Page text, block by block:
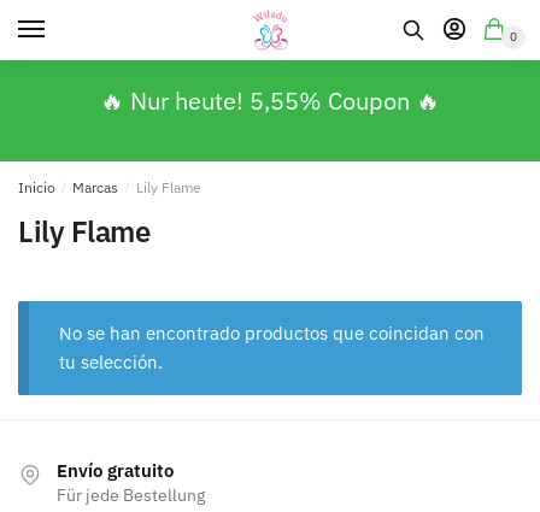
0
🔥 Nur heute! 5,55% Coupon 🔥
Inicio / Marcas / Lily Flame
Lily Flame
No se han encontrado productos que coincidan con
tu selección.
Envío gratuito
Für jede Bestellung